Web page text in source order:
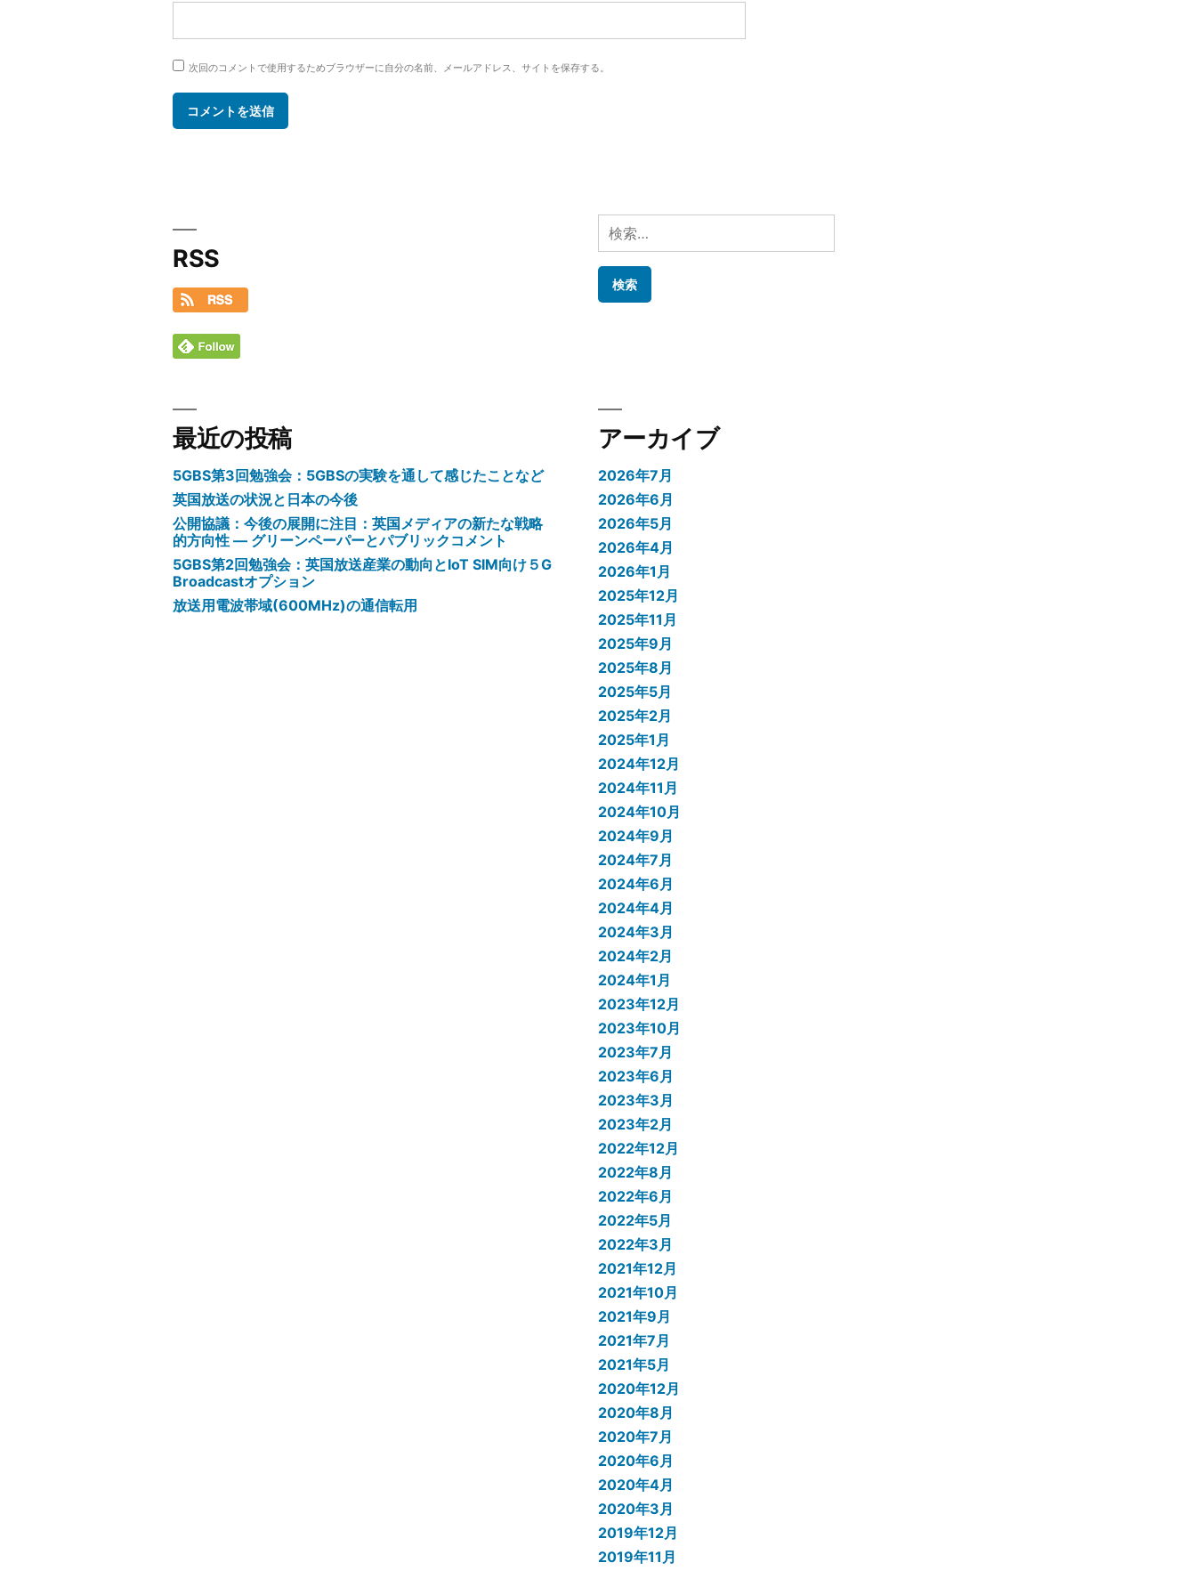
次回のコメントで使用するためブラウザーに自分の名前、メールアドレス、サイトを保存する。
RSS
検
索:
最近の投稿
5GBS第3回勉強会：5GBSの実験を通して感じたことなど
英国放送の状況と日本の今後
公開協議：今後の展開に注目：英国メディアの新たな戦略
的方向性 ― グリーンペーパーとパブリックコメント
5GBS第2回勉強会：英国放送産業の動向とIoT SIM向け５G
Broadcastオプション
放送用電波帯域(600MHz)の通信転用
アーカイブ
2026年7月
2026年6月
2026年5月
2026年4月
2026年1月
2025年12月
2025年11月
2025年9月
2025年8月
2025年5月
2025年2月
2025年1月
2024年12月
2024年11月
2024年10月
2024年9月
2024年7月
2024年6月
2024年4月
2024年3月
2024年2月
2024年1月
2023年12月
2023年10月
2023年7月
2023年6月
2023年3月
2023年2月
2022年12月
2022年8月
2022年6月
2022年5月
2022年3月
2021年12月
2021年10月
2021年9月
2021年7月
2021年5月
2020年12月
2020年8月
2020年7月
2020年6月
2020年4月
2020年3月
2019年12月
2019年11月